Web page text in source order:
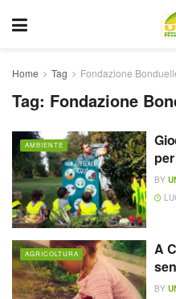
Home Tag Fondazione
Tag: Fondazione
AMBIENTE
BY
AGRICOLTURA
A
BY